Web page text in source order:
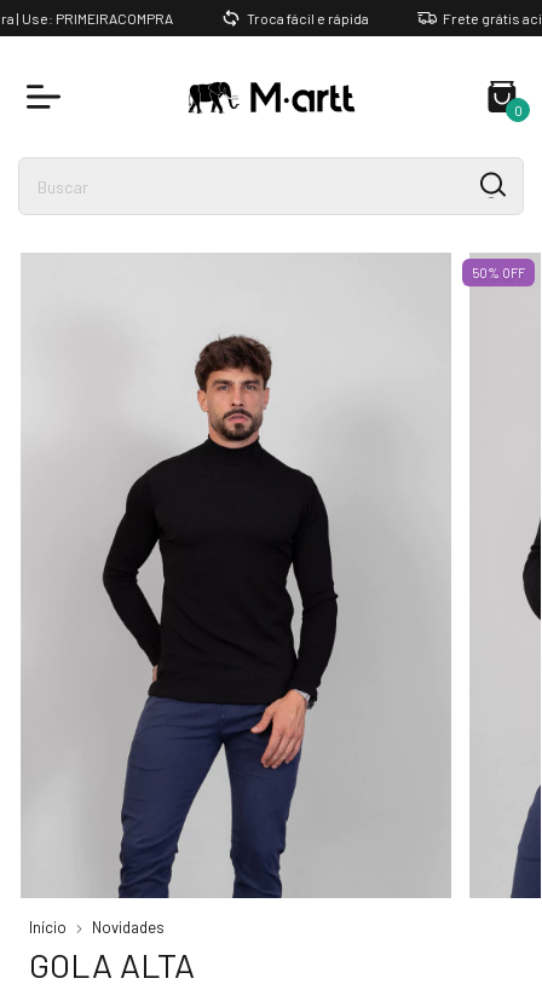
PRIMEIRACOMPRA Troca fácil e rápida Frete grátis
0
50% OFF
Início Novidades
GOLA ALTA